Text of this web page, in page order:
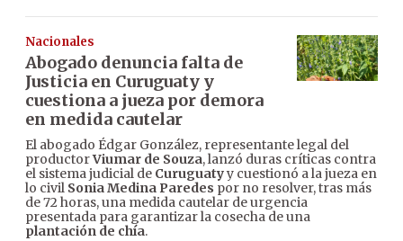
Nacionales
Abogado denuncia falta de
Justicia en Curuguaty y
cuestiona a jueza por demora
en medida cautelar
El abogado Édgar González, representante legal del
productorViumar de Souza, lanzó duras críticas contra
el sistema judicial de Curuguatyy cuestionó a la jueza en
lo civil Sonia Medina Paredes por no resolver, tras más
de 72 horas, una medida cautelar de urgencia
presentada para garantizar la cosecha de una
plantación de chía.